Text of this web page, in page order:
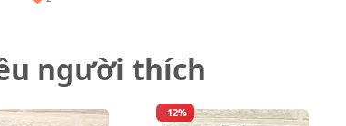
người thích
-12%